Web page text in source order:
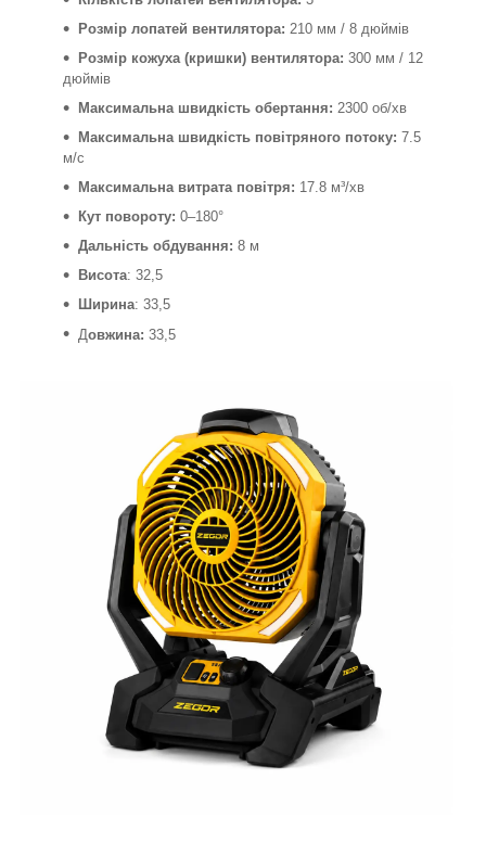
Розмір лопатей вентилятора: 210 мм / 8 дюймів
Розмір кожуха (кришки) вентилятора: 300 мм / 12
дюймів
Максимальна швидкість обертання: 2300 об/хв
Максимальна швидкість повітряного потоку: 7.5
м/с
Максимальна витрата повітря: 17.8 м³/хв
Кут повороту: 0–180°
Дальність обдування: 8 м
Висота: 32,5
Ширина: 33,5
Довжина: 33,5